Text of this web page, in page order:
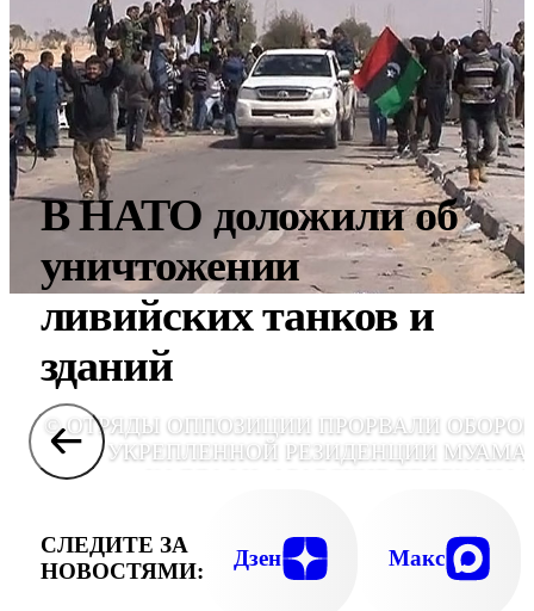
В НАТО доложили об
уничтожении
ливийских танков и
зданий
© ОТРЯДЫ ОППОЗИЦИИ ПРОРВАЛИ
УКРЕПЛЕННОЙ РЕЗИДЕНЦИИ
ТОЛЬКО ВОЙТИ НА
ПРАВИТЕЛЬСТВЕННОГО КОМПЛЕКСА,
ПРОНИКНУТЬ В ДОМ
СЛЕДИТЕ ЗА
НОВОСТЯМИ:
Дзен Макс